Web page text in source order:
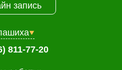
запись
811-77-20